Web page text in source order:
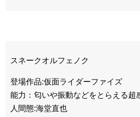
スネークオルフェノク
登場作品:仮面ライダーファイズ
能力：匂いや振動などをとらえる超
人間態:海堂直也